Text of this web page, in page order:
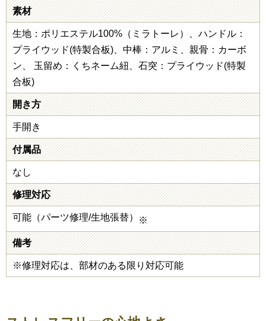
素材
生地：ポリエステル100%（ミラトーレ）、ハンドル：
プライウッド(特製合板)、中棒：アルミ、親骨：カーボ
ン、 玉留め：くちネーム紐、石突：プライウッド(特製
合板)
開き方
手開き
付属品
なし
修理対応
可能（パーツ修理/生地張替） ※
備考
※修理対応は、部材のある限り対応可能